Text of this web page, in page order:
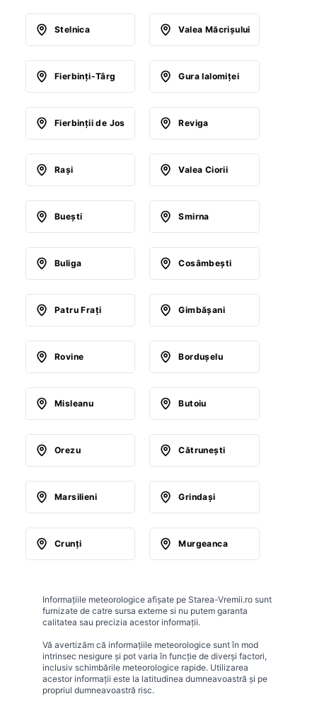
Stelnica Valea Măcrişului
Fierbinţi-Târg Gura Ialomiţei
Fierbinţii de Jos Reviga
Raşi Valea Ciorii
Bueşti Smirna
Buliga Cosâmbeşti
Patru Fraţi Gimbăşani
Rovine Borduşelu
Misleanu Butoiu
Orezu Cătruneşti
Marsilieni Grindaşi
Crunţi Murgeanca
Informațiile meteorologice afișate pe Starea-Vremii.ro sunt
furnizate de catre sursa externe si nu putem garanta
calitatea sau precizia acestor informații.
Vă avertizăm că informațiile meteorologice sunt în mod
intrinsec nesigure și pot varia în funcție de diverși factori,
inclusiv schimbările meteorologice rapide. Utilizarea
acestor informații este la latitudinea dumneavoastră și pe
propriul dumneavoastră risc.